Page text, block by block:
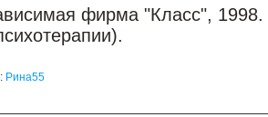
фирма "Класс",
Рина55